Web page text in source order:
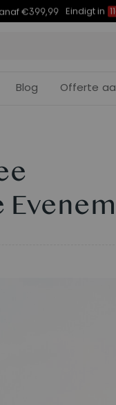
€399,99 Eindigt in
Blog Offerte